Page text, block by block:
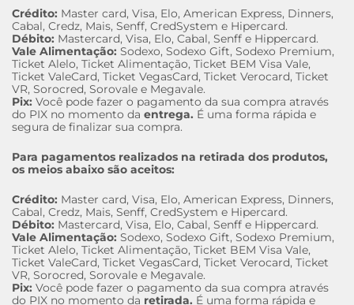
Crédito: Master card, Visa, Elo, American Express, Dinners,
Cabal, Credz, Mais, Senff, CredSystem e Hipercard.
Débito: Mastercard, Visa, Elo, Cabal, Senff e Hippercard.
Vale Alimentação: Sodexo, Sodexo Gift, Sodexo Premium,
Ticket Alelo, Ticket Alimentação, Ticket BEM Visa Vale,
Ticket ValeCard, Ticket VegasCard, Ticket Verocard, Ticket
VR, Sorocred, Sorovale e Megavale.
Pix: Você pode fazer o pagamento da sua compra através
do PIX no momento da entrega. É uma forma rápida e
segura de finalizar sua compra.
Para pagamentos realizados na retirada dos produtos,
os meios abaixo são aceitos:
Crédito: Master card, Visa, Elo, American Express, Dinners,
Cabal, Credz, Mais, Senff, CredSystem e Hipercard.
Débito: Mastercard, Visa, Elo, Cabal, Senff e Hippercard.
Vale Alimentação: Sodexo, Sodexo Gift, Sodexo Premium,
Ticket Alelo, Ticket Alimentação, Ticket BEM Visa Vale,
Ticket ValeCard, Ticket VegasCard, Ticket Verocard, Ticket
VR, Sorocred, Sorovale e Megavale.
Pix: Você pode fazer o pagamento da sua compra através
do PIX no momento da retirada. É uma forma rápida e